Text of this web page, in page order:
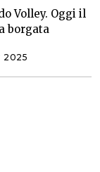
Volley. Oggi il
borgata
2025